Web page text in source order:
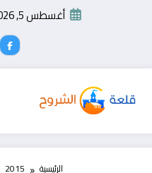
أغسطس 5, 2026
الرئيسية 2015